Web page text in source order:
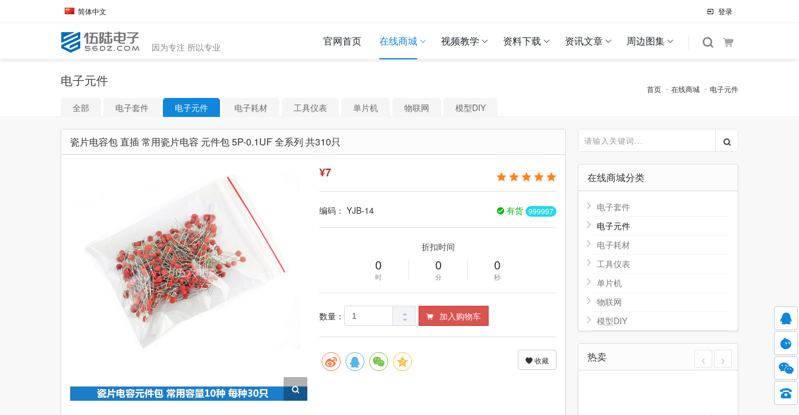
简体中文 登录
因为专注 所以专业 官网首页 在线商城 视频教学 资料下载 资讯文章 周边图集
电子元件
首页 在线商城 电子元件
全部 电子套件 电子元件 电子耗材 工具仪表 单片机 物联网 模型DIY
瓷片电容包 直插 常用瓷片电容 元件包 5P-0.1UF 全系列 共310只
¥7
编码： YJB-14 有货 999997
折扣时间
0
时
0
分
0
秒
数量： 加入购物车
收藏
在线商城分类
电子套件
电子元件
电子耗材
工具仪表
单片机
物联网
模型DIY
热卖